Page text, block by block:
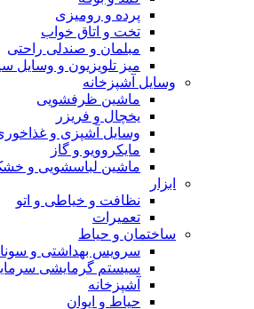
پرده و رومیزی
تخت و اتاق خواب
مبلمان و صندلی راحتی
میز تلویزیون و وسایل
وسایل آشپزخانه
ماشین ظرفشویی
یخچال و فریزر
وسایل آشپزی و
مایکروویو و گاز
ماشین لباسشویی و
ابزار
نظافت و خیاطی و اتو
تعمیرات
ساختمان و حیاط
سرویس بهداشتی و سونا
سیستم گرمایشی
آشپزخانه
حیاط و ایوان